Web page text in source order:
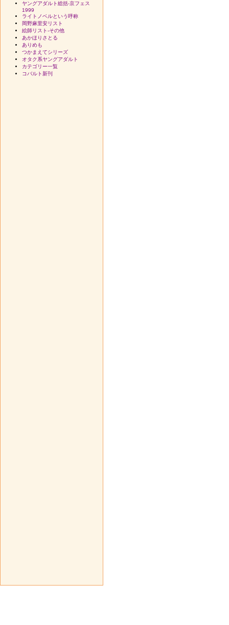
ヤングアダルト総括-京フェス
1999
ライトノベルという呼称
岡野麻里安リスト
絵師リスト-その他
あかほりさとる
ありめも
つかまえてシリーズ
オタク系ヤングアダルト
カテゴリー一覧
コバルト新刊